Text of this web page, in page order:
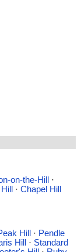
on-the-Hill
·
Hill · Chapel Hill
Hill · Pendle
Hill · Standard